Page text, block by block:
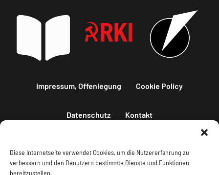
Diese Internetseite verwendet Cookies, um die Nutzererfahrung zu
verbessern und den Benutzern bestimmte Dienste und Funktionen
bereitzustellen.
Impressum, Offenlegung Cookie Policy
Datenschutz Kontakt